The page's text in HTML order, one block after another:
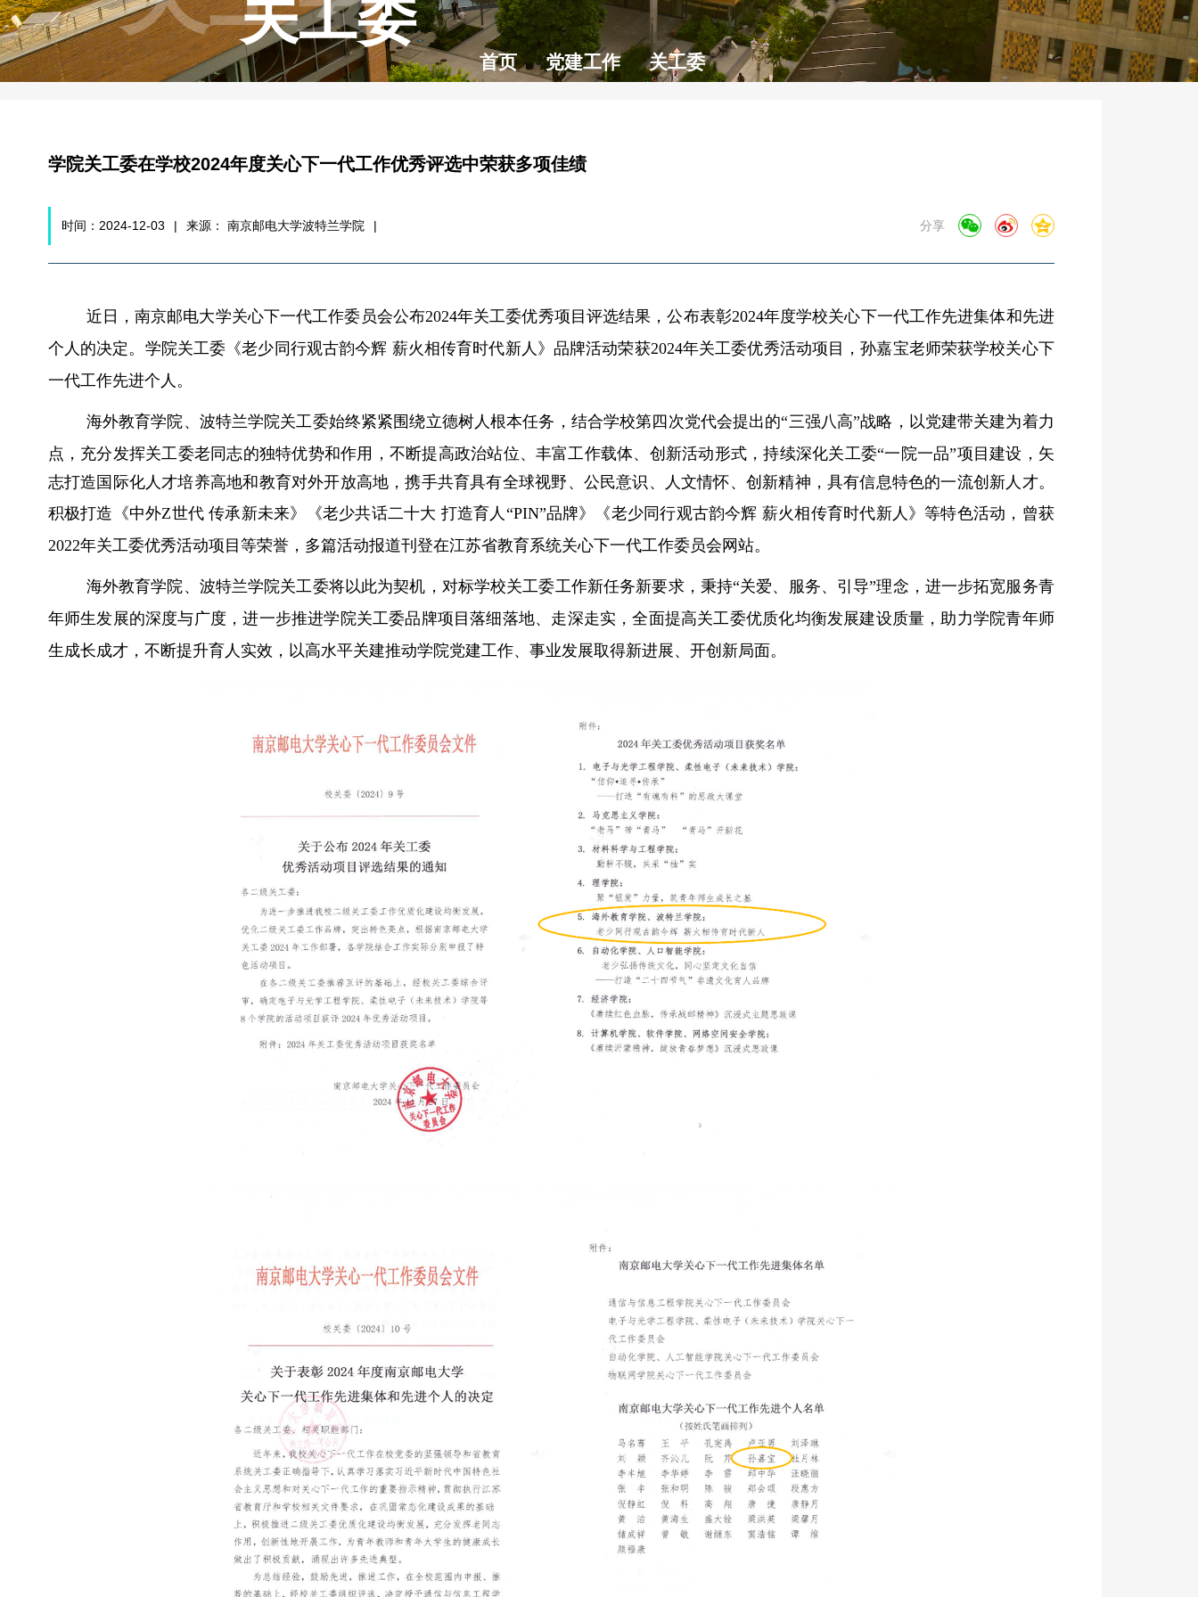
关工委
首页 党建工作 关工委
学院关工委在学校2024年度关心下一代工作优秀评选中荣获多项佳绩
时间：2024-12-03 | 来源： 南京邮电大学波特兰学院 | 分享
近日，南京邮电大学关心下一代工作委员会公布2024年关工委优秀项目评选结果，公布表彰2024年度学校关心下一代工作先进集体和先进
个人的决定。学院关工委《老少同行观古韵今辉 薪火相传育时代新人》品牌活动荣获2024年关工委优秀活动项目，孙嘉宝老师荣获学校关心下
一代工作先进个人。
海外教育学院、波特兰学院关工委始终紧紧围绕立德树人根本任务，结合学校第四次党代会提出的“三强八高”战略，以党建带关建为着力
点，充分发挥关工委老同志的独特优势和作用，不断提高政治站位、丰富工作载体、创新活动形式，持续深化关工委“一院一品”项目建设，矢
志打造国际化人才培养高地和教育对外开放高地，携手共育具有全球视野、公民意识、人文情怀、创新精神，具有信息特色的一流创新人才。
积极打造《中外Z世代 传承新未来》《老少共话二十大 打造育人“PIN”品牌》《老少同行观古韵今辉 薪火相传育时代新人》等特色活动，曾获
2022年关工委优秀活动项目等荣誉，多篇活动报道刊登在江苏省教育系统关心下一代工作委员会网站。
海外教育学院、波特兰学院关工委将以此为契机，对标学校关工委工作新任务新要求，秉持“关爱、服务、引导”理念，进一步拓宽服务青
年师生发展的深度与广度，进一步推进学院关工委品牌项目落细落地、走深走实，全面提高关工委优质化均衡发展建设质量，助力学院青年师
生成长成才，不断提升育人实效，以高水平关建推动学院党建工作、事业发展取得新进展、开创新局面。